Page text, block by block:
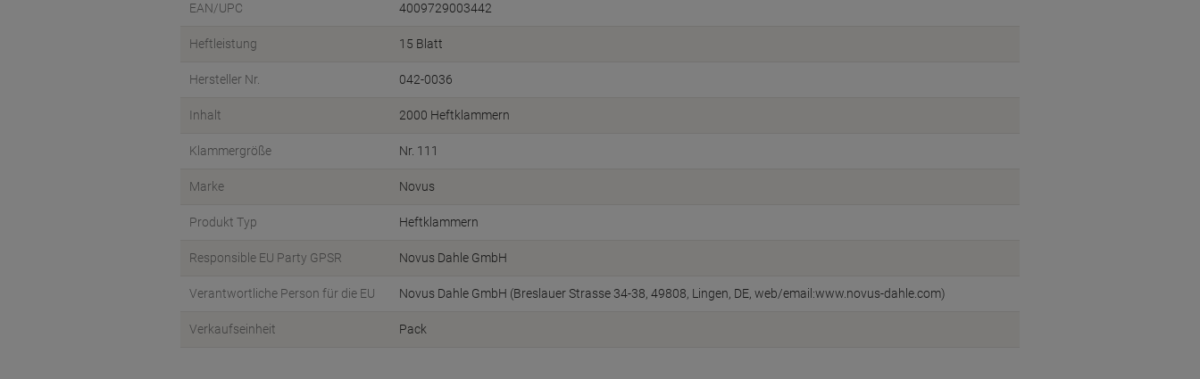
EAN/UPC 4009729003442
Heftleistung 15 Blatt
Hersteller Nr. 042-0036
Inhalt 2000 Heftklammern
Klammergröße Nr. 111
Marke Novus
Produkt Typ Heftklammern
Responsible EU Party GPSR Novus Dahle GmbH
Verantwortliche Person für die EU Novus Dahle GmbH (Breslauer Strasse 34-38, 49808, Lingen, DE, web/email:www.novus-dahle.com)
Verkaufseinheit Pack